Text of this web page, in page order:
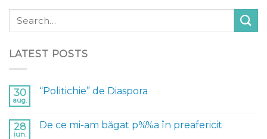
LATEST POSTS
30
aug.
“Politichie” de Diaspora
28
iun.
De ce mi-am băgat p%%a în preafericit